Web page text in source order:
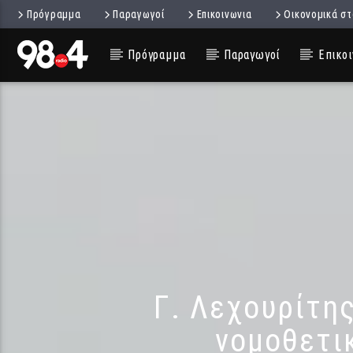
Πρόγραμμα Παραγωγοί Επικοινωνια Οικονομικά
Πρόγραμμα Παραγωγοί
Γ.